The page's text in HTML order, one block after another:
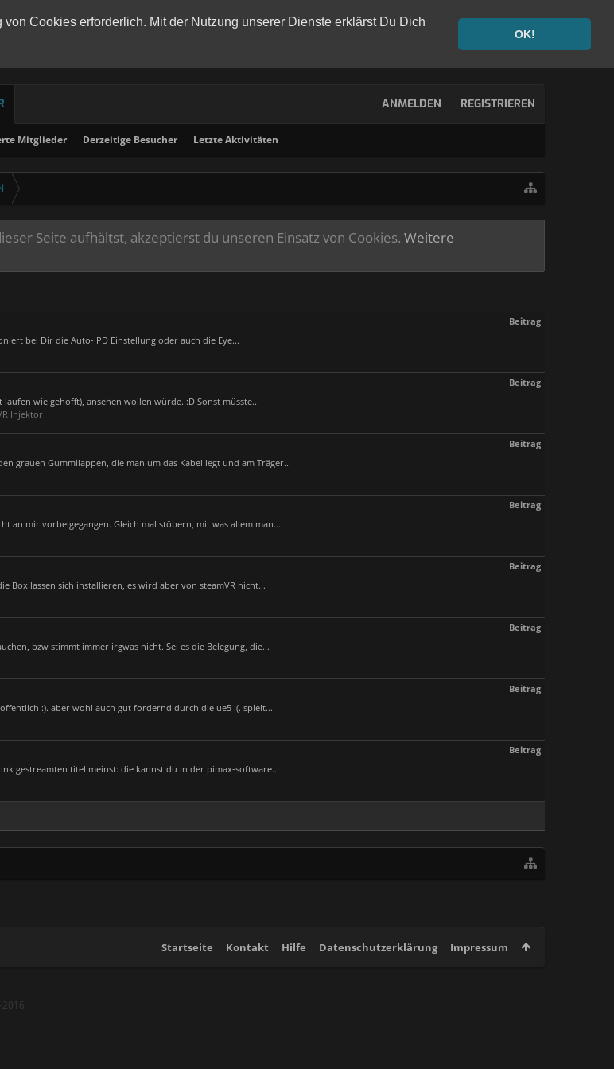
Cookies erforderlich. Mit der Nutzung unserer Dienste erklärst Du Dich
OK!
Mitglieder Derzeitige Besucher Letzte Aktivitäten
ANMELDEN REGISTRIEREN
Seite aufhältst, akzeptierst du unseren Einsatz von Cookies. Weitere
Beitrag
bei Dir die Auto-IPD Einstellung oder auch die Eye...
Beitrag
wie gehofft), ansehen wollen würde. :D Sonst müsste...
Injektor
Beitrag
grauen Gummilappen, die man um das Kabel legt und am Träger...
Beitrag
an mir vorbeigegangen. Gleich mal stöbern, mit was allem man...
Beitrag
Box lassen sich installieren, es wird aber von steamVR nicht...
Beitrag
bzw stimmt immer irgwas nicht. Sei es die Belegung, die...
Beitrag
:). aber wohl auch gut fordernd durch die ue5 :(. spielt...
Beitrag
gestreamten titel meinst: die kannst du in der pimax-software...
Startseite Kontakt Hilfe Datenschutzerklärung Impressum